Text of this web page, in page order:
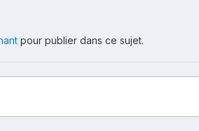
pour publier dans ce sujet.